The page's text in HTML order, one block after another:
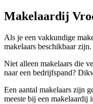
Makelaardij
Als je een vakkundige
makelaars beschikbaar zijn.
Niet alleen makelaars die
naar een bedrijfspand?
Een aantal makelaars zijn
meeste bij een makelaardij